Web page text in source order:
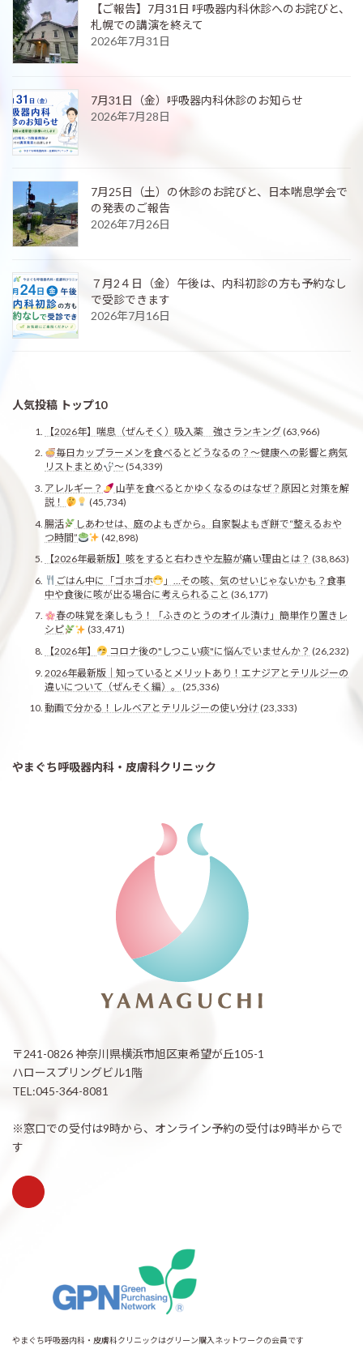
【ご報告】7月31日 呼吸器内科休診へのお詫びと、
札幌での講演を終えて
2026年7月31日
7月31日（金）呼吸器内科休診のお知らせ
2026年7月28日
7月25日（土）の休診のお詫びと、日本喘息学会で
の発表のご報告
2026年7月26日
７月2４日（金）午後は、内科初診の方も予約なし
で受診できます
2026年7月16日
人気投稿 トップ10
【2026年】喘息（ぜんそく）吸入薬 強さランキング(63,966)
毎日カップラーメンを食べるとどうなるの？〜健康への影響と病気
リストまとめ
〜(54,339)
アレルギー？
山芋を食べるとかゆくなるのはなぜ？原因と対策を解
説！
(45,734)
腸活
しあわせは、庭のよもぎから。自家製よもぎ餅で“整えるおや
つ時間”
(42,898)
【2026年最新版】咳をすると右わきや左脇が痛い理由とは？ (38,863)
ごはん中に「ゴホゴホ
」…その咳、気のせいじゃないかも？食事
中や食後に咳が出る場合に考えられること (36,177)
春の味覚を楽しもう！「ふきのとうのオイル漬け」簡単作り置きレ
シピ
(33,471)
【2026年】
コロナ後の"しつこい痰"に悩んでいませんか？ (26,232)
2026年最新版｜知っているとメリットあり！エナジアとテリルジーの
違いについて（ぜんそく編）。
(25,336)
動画で分かる！レルベアとテリルジーの使い分け (23,333)
やまぐち呼吸器内科・皮膚科クリニック
〒241-0826 神奈川県横浜市旭区東希望が丘105-1
ハロースプリングビル1階
TEL:045-364-8081
※窓口での受付は9時から、オンライン予約の受付は9時半からで
す
やまぐち呼吸器内科・皮膚科クリニックはグリーン購入ネットワークの会員です